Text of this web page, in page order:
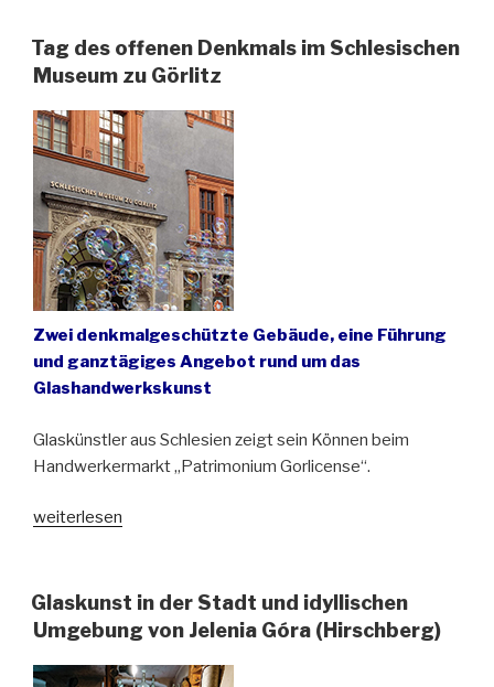
Kunst
in
Tag des offenen Denkmals im Schlesischen
Museum zu Görlitz
Zwei denkmalgeschützte Gebäude, eine Führung
und ganztägiges Angebot rund um das
Glashandwerkskunst
Glaskünstler aus Schlesien zeigt sein Können beim
Handwerkermarkt „Patrimonium Gorlicense“.
„Tag
Denkmals
im
Museum
weiterlesen
Glaskunst in der Stadt und idyllischen
Umgebung von Jelenia Góra (Hirschberg)